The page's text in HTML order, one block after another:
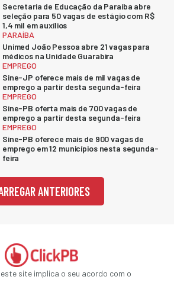
Secretaria de Educação da Paraíba abre
seleção para 50 vagas de estágio com R$
1,4 mil em auxílios
PARAÍBA
Unimed João Pessoa abre 21 vagas para
médicos na Unidade Guarabira
EMPREGO
Sine-JP oferece mais de mil vagas de
emprego a partir desta segunda-feira
EMPREGO
Sine-PB oferta mais de 700 vagas de
emprego a partir desta segunda-feira
EMPREGO
Sine-PB oferece mais de 900 vagas de
emprego em 12 municípios nesta segunda-
feira
ANTERIORES
site implica o seu acordo com o